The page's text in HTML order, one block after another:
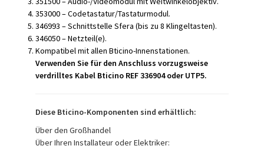
353000 – Codetastatur/Tastaturmodul.
346993 – Schnittstelle Sfera (bis zu 8 Klingeltasten).
346050 – Netzteil(e).
Kompatibel mit allen Bticino-Innenstationen.
Verwenden Sie für den Anschluss vorzugsweise
verdrilltes Kabel Bticino REF 336904 oder UTP5.
Diese Bticino-Komponenten sind erhältlich:
Über den Großhandel
Über Ihren Installateur oder Elektriker: